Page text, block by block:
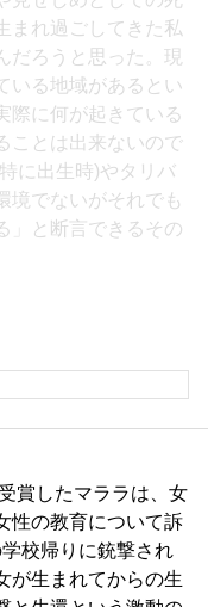
まれ過ごしてきた私
だろうと思った。現
いる地域があるとい
際に何が起きている
ことは出来ないので
に出生時)やタリバ
境でないがそれでも
」と断言できるその
賞したマララは、女
性の教育について訴
校帰りに銃撃され
が生まれてからの生